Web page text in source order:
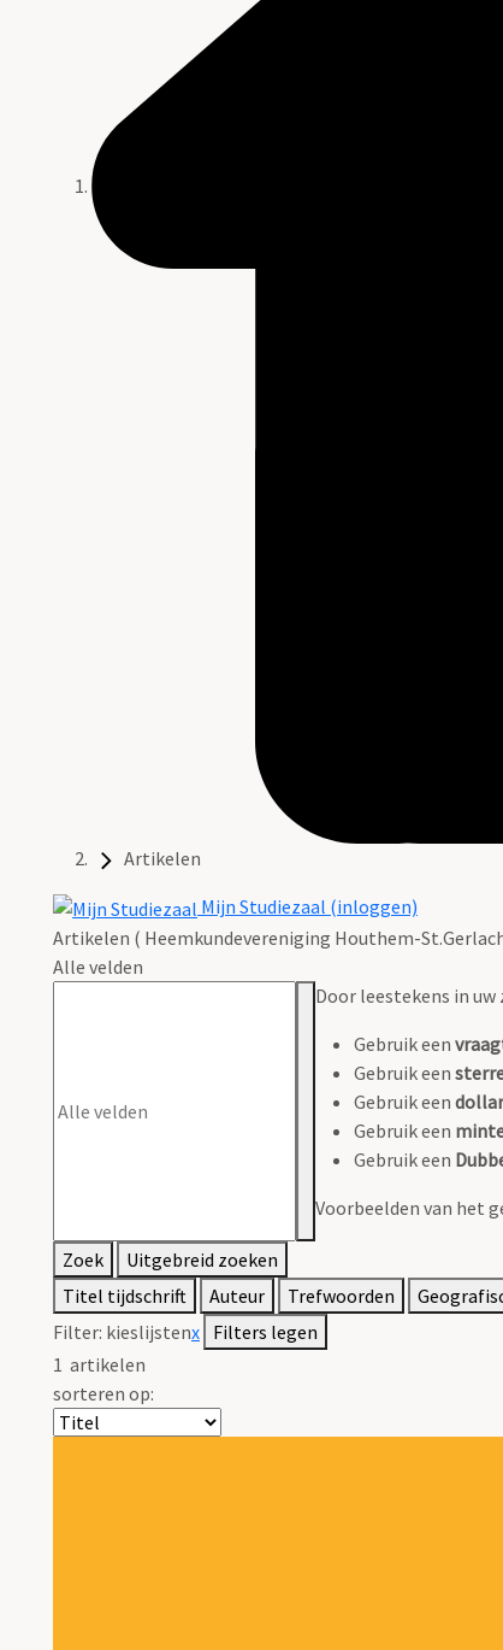
Artikelen
Mijn Studiezaal (inloggen)
Artikelen ( Heemkundevereniging Houthem-
Alle velden
Door leestekens in
Gebruik een
Gebruik een
Gebruik een
Gebruik een
Gebruik een
Voorbeelden van het
Zoek
Uitgebreid zoeken
Titel tijdschrift
Auteur Trefwoorden
Filter: kieslijstenx Filters legen
1 artikelen
sorteren op: